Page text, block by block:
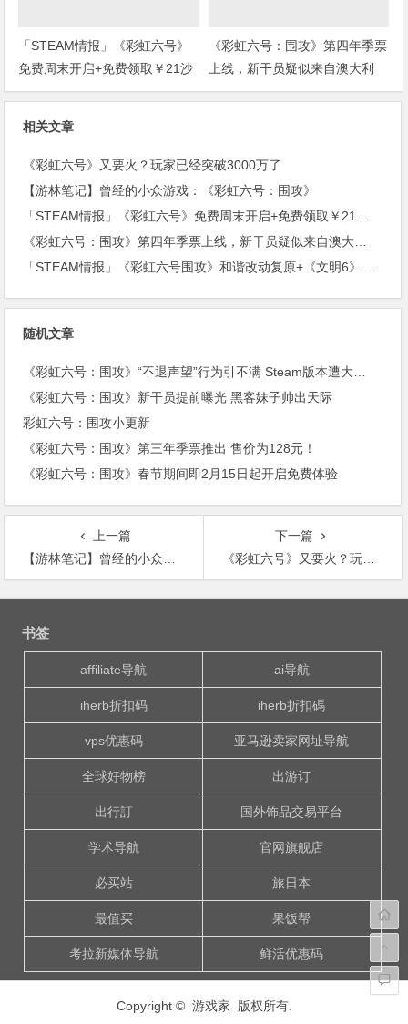
「STEAM情报」《彩虹六号》
免费周末开启+免费领取￥21沙
盒扮演游戏+“墓地星露谷”今日
《彩虹六号：围攻》第四年季票
上线，新干员疑似来自澳大利
亚。
相关文章
《彩虹六号》又要火？玩家已经突破3000万了
【游林笔记】曾经的小众游戏：《彩虹六号：围攻》
「STEAM情报」《彩虹六号》免费周末开启+免费领取￥21沙盒扮演游戏+“墓地星露谷”今日上架
《彩虹六号：围攻》第四年季票上线，新干员疑似来自澳大利亚。
「STEAM情报」《彩虹六号围攻》和谐改动复原+《文明6》公布新资料片《风云变幻》
随机文章
《彩虹六号：围攻》“不退声望”行为引不满 Steam版本遭大量差评
《彩虹六号：围攻》新干员提前曝光 黑客妹子帅出天际
彩虹六号：围攻小更新
《彩虹六号：围攻》第三年季票推出 售价为128元！
《彩虹六号：围攻》春节期间即2月15日起开启免费体验
上一篇
【游林笔记】曾经的小众游戏：《彩虹六号：围攻》
下一篇
《彩虹六号》又要火？玩家已经突破3000万了
文
书签
affiliate导航 ai导航
iherb折扣码 iherb折扣碼
vps优惠码 亚马逊卖家网址导航
全球好物榜 出游订
出行訂 国外饰品交易平台
学术导航 官网旗舰店
必买站 旅日本
最值买 果饭帮
考拉新媒体导航 鲜活优惠码
Copyright © 游戏家 版权所有.